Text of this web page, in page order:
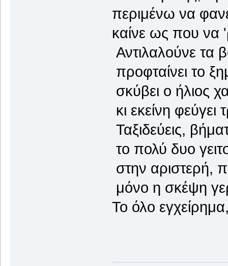
περιμένω να
καίνε ως που να
Αντιλαλούνε τα
προφταίνει το
σκύβει ο ήλιος
κι εκείνη φεύγει
Ταξιδεύεις,
το πολύ δυο
στην αριστερή,
μόνο η σκέψη
Το όλο